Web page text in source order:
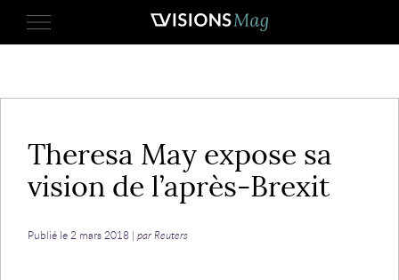
Theresa May expose sa
vision de l’après-Brexit
Publié le 2 mars 2018 | par Reuters